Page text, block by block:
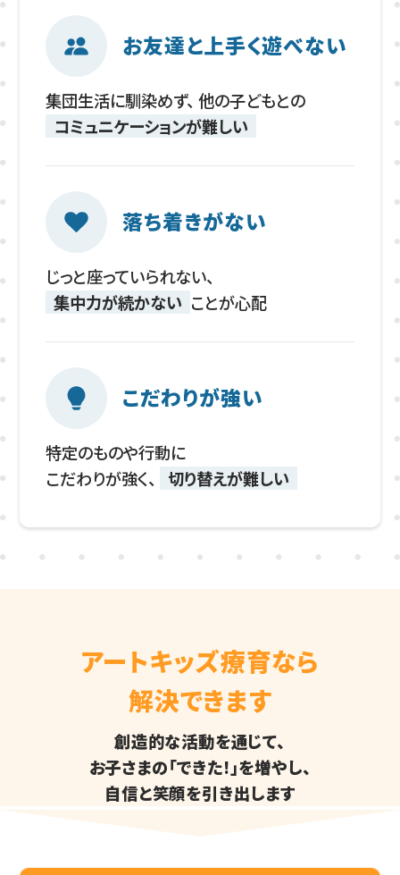
お友達と上手く遊べない
集団生活に馴染めず、 他の子どもとの
コミュニケーションが難しい
落ち着きがない
じっと座っていられない、
集中力が続かない ことが心配
こだわりが強い
特定のものや行動に
こだわりが強く、
切り替えが難しい
アートキッズ療育なら
解決できます
創造的な活動を通じて、
お子さまの「できた!」を増やし、
自信と笑顔を引き出します